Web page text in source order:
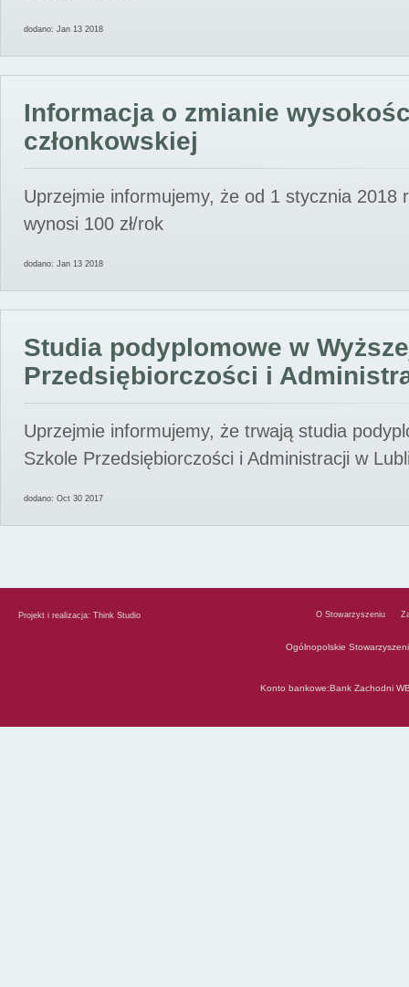
dodano: Jan 13 2018
Informacja o zmianie
członkowskiej
Uprzejmie informujemy, że od 1 stycznia 2018
wynosi 100 zł/rok
dodano: Jan 13 2018
Studia podyplomowe w
Przedsiębiorczości i
Uprzejmie informujemy, że trwają studia
Szkole Przedsiębiorczości i Administracji w
dodano: Oct 30 2017
Projekt i realizacja: Think Studio O Stowarzyszeniu
Ogólnopolskie
Konto bankowe:Bank Zachodni